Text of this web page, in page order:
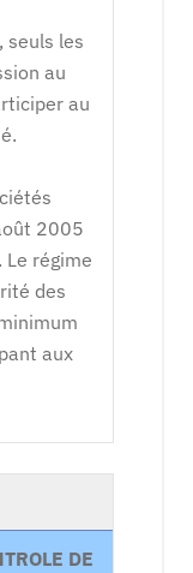
seuls les
au
au
2005
régime
des
aux
DE